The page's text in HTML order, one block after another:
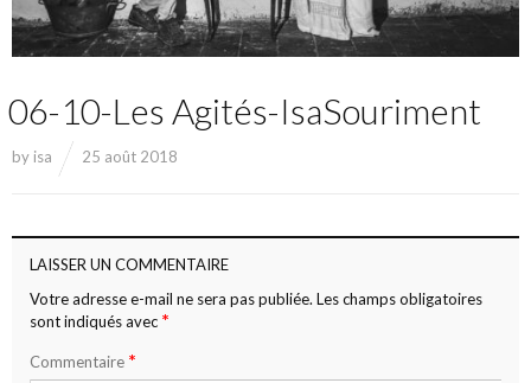
06-10-Les Agités-IsaSouriment
by isa 25 août 2018
LAISSER UN COMMENTAIRE
Votre adresse e-mail ne sera pas publiée. Les champs obligatoires
sont indiqués avec *
Commentaire *